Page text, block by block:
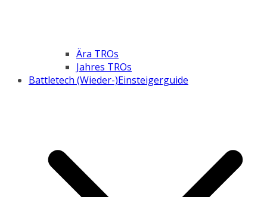
Ära TROs
Jahres TROs
Battletech (Wieder-)Einsteigerguide